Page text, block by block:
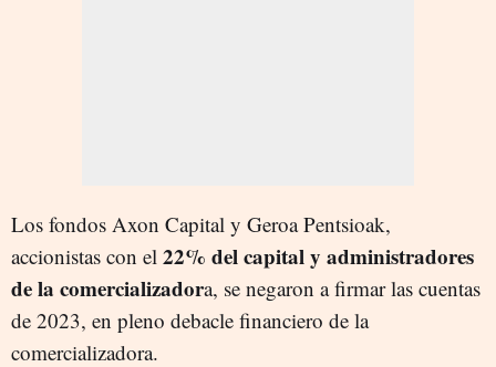
Los fondos Axon Capital y Geroa Pentsioak,
accionistas con el 22% del capital y administradores
de la comercializadora, se negaron a firmar las cuentas
de 2023, en pleno debacle financiero de la
comercializadora.